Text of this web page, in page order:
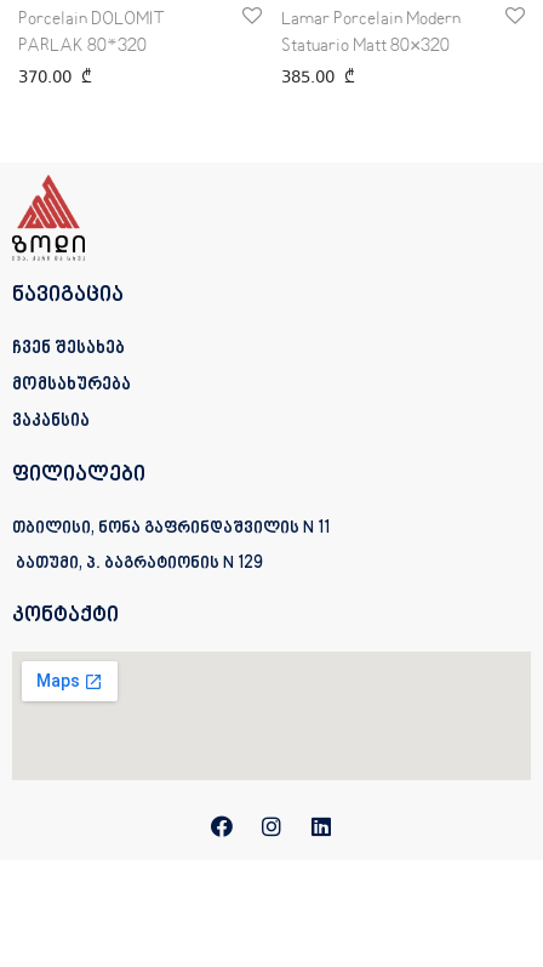
Porcelain DOLOMIT
PARLAK 80*320
370.00 ₾
Lamar Porcelain Modern
Statuario Matt 80×320
385.00 ₾
ნავიგაცია
ჩვენ შესახებ
მომსახურება
ვაკანსია
ფილიალები
თბილისი, ნონა გაფრინდაშვილის N 11
ბათუმი, პ. ბაგრატიონის N 129
კონტაქტი